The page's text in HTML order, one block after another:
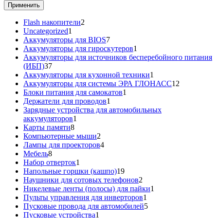
Применить
Flash накопители2
Uncategorized1
товар
Аккумуляторы для BIOS77
товаров
Аккумуляторы для гироскутеров1
товар
Аккумуляторы для источников бесперебойного питания
(ИБП)3737
товаров
Аккумуляторы для кухонной техники1
товар
Аккумуляторы для системы ЭРА ГЛОНАСС12
Блоки питания для самокатов1
Держатели для проводов1
товар
Зарядные устройства для автомобильных
аккумуляторов1
Карты памяти88
товаров
Компьютерные мыши2
товара
Лампы для проекторов44
Мебель88
товаров
Набор отверток1
товар
Напольные горшки (кашпо)1919
товаров
Наушники для сотовых телефонов2
товара
Никелевые ленты (полосы) для пайки1
Пульты управления для инверторов1
товар
Пусковые провода для автомобилей55
Пусковые устройства1